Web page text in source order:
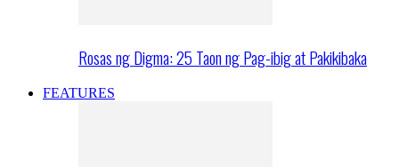
Rosas ng Digma: 25 Taon ng Pag-ibig at Pakikibaka
FEATURES